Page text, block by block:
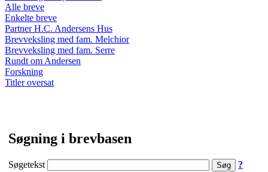
Alle breve
Enkelte breve
Partner H.C. Andersens Hus
Brevveksling med fam. Melchior
Brevveksling med fam. Serre
Rundt om Andersen
Forskning
Titler oversat
Søgning i brevbasen
Søgetekst ?